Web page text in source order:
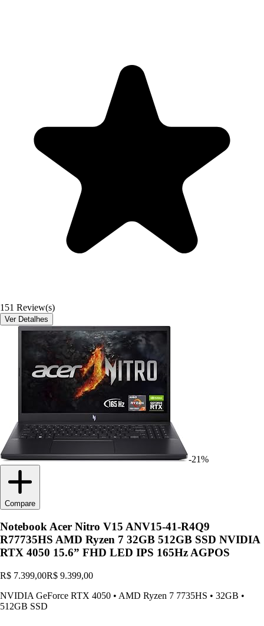
151 Review(s)
Ver Detalhes
-21%
Compare
Notebook Acer Nitro V15 ANV15-41-R4Q9
R77735HS AMD Ryzen 7 32GB 512GB SSD NVIDIA
RTX 4050 15.6” FHD LED IPS 165Hz AGPOS
R$ 7.399,00R$ 9.399,00
NVIDIA GeForce RTX 4050 • AMD Ryzen 7 7735HS • 32GB •
512GB SSD